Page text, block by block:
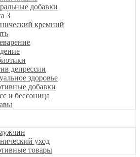
добавки
3
кремний
депрессии
здоровье
добавки
и бессоница
уход
товары